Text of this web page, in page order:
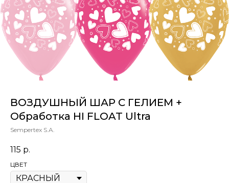
ВОЗДУШНЫЙ ШАР С ГЕЛИЕМ +
Обработка HI FLOAT Ultra
Sempertex S.A.
115 р.
ЦВЕТ